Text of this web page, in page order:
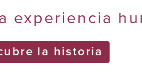
experiencia
la historia